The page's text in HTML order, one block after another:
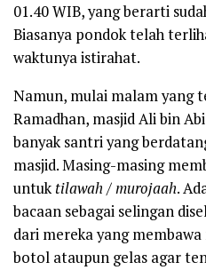
01.40 WIB, yang berarti
Biasanya pondok telah
waktunya istirahat.
Namun, mulai malam yang
Ramadhan, masjid Ali bin
banyak santri yang
masjid. Masing-masing
untuktilawah / murojaah.
bacaan sebagai selingan
dari mereka yang
botol ataupun gelas agar